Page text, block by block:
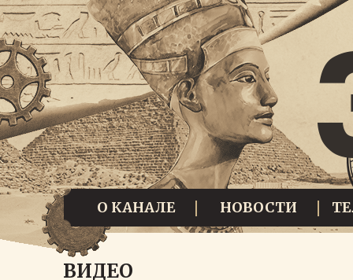
О КАНАЛЕ НОВОСТИ
ВИДЕО